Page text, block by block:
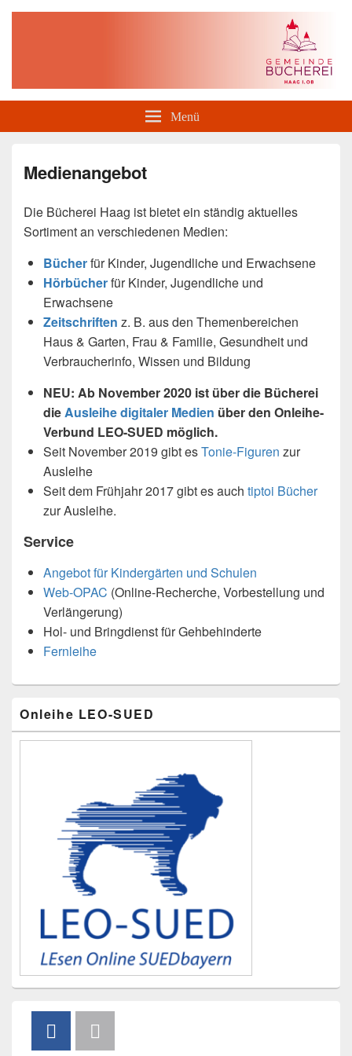
Gemeindebücherei Haag i. OB
Menü
Medienangebot
Die Bücherei Haag ist bietet ein ständig aktuelles
Sortiment an verschiedenen Medien:
Bücherfür Kinder, Jugendliche und Erwachsene
Hörbücherfür Kinder, Jugendliche und
Erwachsene
Zeitschriften z. B. aus den Themenbereichen
Haus & Garten, Frau & Familie, Gesundheit und
Verbraucherinfo, Wissen und Bildung
NEU: Ab November 2020 ist über die Bücherei
die Ausleihe digitaler Medien über den Onleihe-
Verbund LEO-SUED möglich.
Seit November 2019 gibt esTonie-Figuren zur
Ausleihe
Seit dem Frühjahr 2017 gibt es auch tiptoi Bücher
zur Ausleihe.
Service
Angebot für Kindergärten und Schulen
Web-OPAC (Online-Recherche, Vorbestellung und
Verlängerung)
Hol- und Bringdienst für Gehbehinderte
Fernleihe
Seitenleisten-
Widgetbereich
Onleihe LEO-SUED